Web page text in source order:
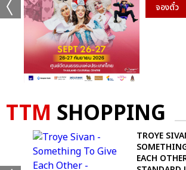
จองตั๋ว
TTM SHOPPING
TROYE
EACH